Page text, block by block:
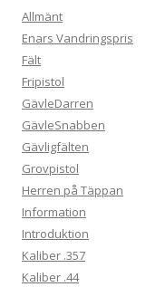
Allmänt
Enars Vandringspris
Fält
Fripistol
GävleDarren
GävleSnabben
Gävligfälten
Grovpistol
Herren på Täppan
Information
Introduktion
Kaliber .357
Kaliber .44